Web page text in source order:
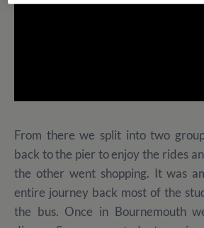
From there we split into two
back to the pier to enjoy the rides
the other went shopping. It was
entire journey back most of the
the bus. Once in Bournemouth